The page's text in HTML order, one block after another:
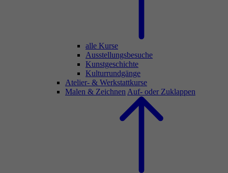
alle Kurse
Ausstellungsbesuche
Kunstgeschichte
Kulturrundgänge
Atelier- & Werkstattkurse
Malen & Zeichnen Auf- oder Zuklappen